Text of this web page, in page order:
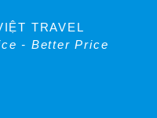
TRAVEL
- Better Price